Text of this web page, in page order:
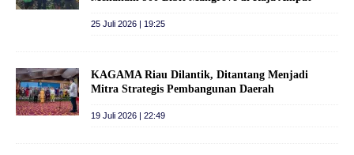
25 Juli 2026 | 19:25
KAGAMA Riau Dilantik, Ditantang Menjadi
Mitra Strategis Pembangunan Daerah
19 Juli 2026 | 22:49